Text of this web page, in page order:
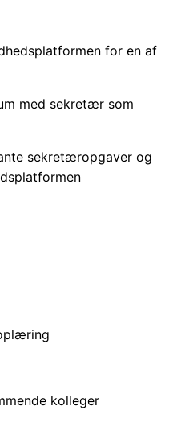
for en af
med sekretær som
sekretæropgaver og
kolleger